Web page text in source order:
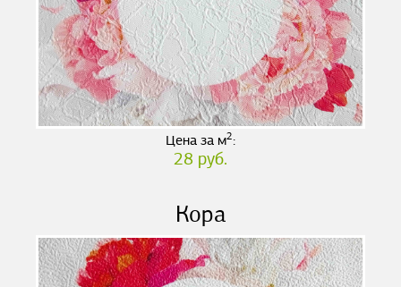
Цена за м2:
28 руб.
Кора